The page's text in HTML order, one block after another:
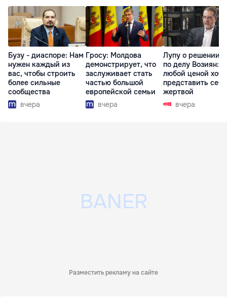
Бузу - диаспоре: Нам
нужен каждый из
вас, чтобы строить
более сильные
сообщества
вчера
Гросу: Молдова
демонстрирует, что
заслуживает стать
частью большой
европейской семьи
вчера
Лупу о решении
по делу Возиян:
любой ценой
представить себя
жертвой
вчера
Разместить рекламу на сайте